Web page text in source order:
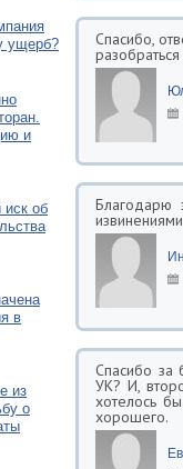
Спасибо,
Благодарю
Спасибо за
УК? И,
хотелось
хорошего.
ущерб?
и
иск об
в
из
о